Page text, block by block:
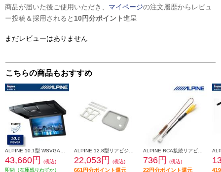
商品が届いた後ご使用いただき、 マイページの注文履歴からレビュ
ー投稿＆採用されると 10円分ポイント進呈
まだレビューはありません
こちらの商品もおすすめ
43,660円
(税込)
即納（在庫残りわずか）
22,053円 (税込)
661円分ポイント還元
736円 (税込)
22円分ポイント還元